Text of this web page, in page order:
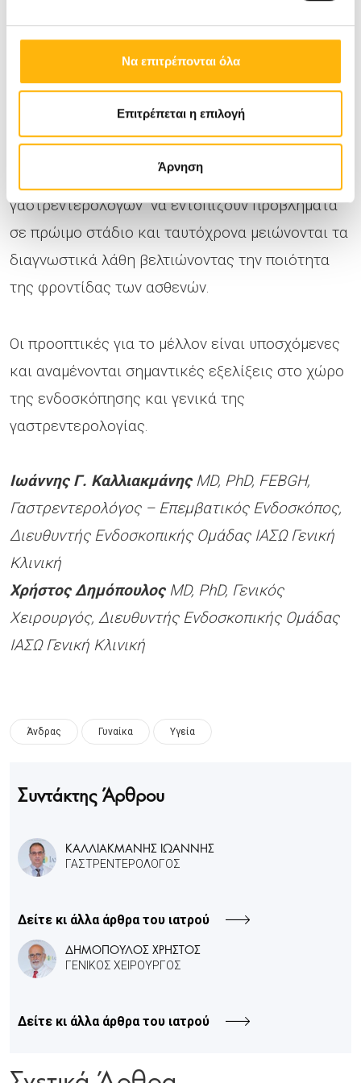
Να επιτρέπονται όλα
Επιτρέπεται η επιλογή
Άρνηση
της γαστρεντερολογίας βελτιώνει την ακρίβεια
στη διάγνωση και εξατομικεύει τη θεραπεία για
κάθε ασθενή επιταχύνοντας τη λήψη
Η ΑΙ ενισχύει την ικανότητα των
γαστρεντερολόγων να εντοπίζουν προβλήματα
σε πρώιμο στάδιο και ταυτόχρονα μειώνονται τα
διαγνωστικά λάθη βελτιώνοντας την ποιότητα
της φροντίδας των ασθενών.
Οι προοπτικές για το μέλλον είναι υποσχόμενες
και αναμένονται σημαντικές εξελίξεις στο χώρο
της ενδοσκόπησης και γενικά της
γαστρεντερολογίας.
Ιωάννης Γ. Καλλιακμάνης MD, PhD, FEBGH,
Γαστρεντερολόγος – Επεμβατικός Ενδοσκόπος,
Διευθυντής Ενδοσκοπικής Ομάδας ΙΑΣΩ Γενική
Κλινική
Χρήστος Δημόπουλος MD, PhD, Γενικός
Χειρουργός, Διευθυντής Ενδοσκοπικής Ομάδας
ΙΑΣΩ Γενική Κλινική
Άνδρας Γυναίκα Υγεία
Συντάκτης Άρθρου
ΚΑΛΛΙΑΚΜΑΝΗΣ ΙΩΑΝΝΗΣ
ΓΑΣΤΡΕΝΤΕΡΟΛΟΓΟΣ
Δείτε κι άλλα άρθρα του ιατρού
ΔΗΜΟΠΟΥΛΟΣ ΧΡΗΣΤΟΣ
ΓΕΝΙΚΟΣ ΧΕΙΡΟΥΡΓΟΣ
Δείτε κι άλλα άρθρα του ιατρού